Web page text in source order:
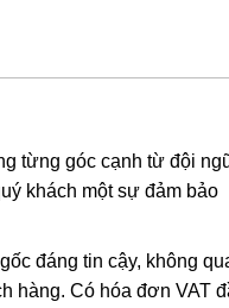
của ngành kim hoàn đá
màu khi bị lộ ra mặt đất.
đều rất giống với ametit
từng góc cạnh từ đội
khách một sự đảm bảo
đáng tin cậy, không
hàng. Có hóa đơn VAT